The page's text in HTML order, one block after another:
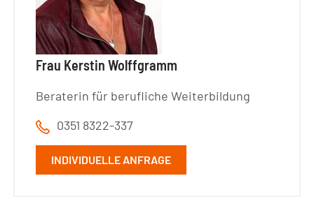
Frau Kerstin Wolffgramm
Beraterin für berufliche Weiterbildung
0351 8322-337
INDIVIDUELLE ANFRAGE